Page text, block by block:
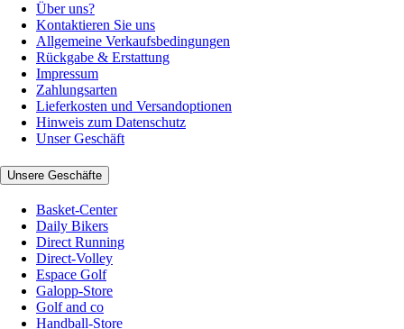
Über uns?
Kontaktieren Sie uns
Allgemeine Verkaufsbedingungen
Rückgabe & Erstattung
Impressum
Zahlungsarten
Lieferkosten und Versandoptionen
Hinweis zum Datenschutz
Unser Geschäft
Unsere Geschäfte
Basket-Center
Daily Bikers
Direct Running
Direct-Volley
Espace Golf
Galopp-Store
Golf and co
Handball-Store